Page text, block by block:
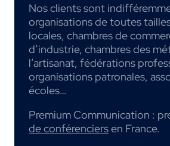
Nos clients sont
organisations de toutes
locales, chambres de
d’industrie, chambres des
l’artisanat, fédérations
organisations patronales,
écoles…
Premium Communication :
de conférenciersen France.